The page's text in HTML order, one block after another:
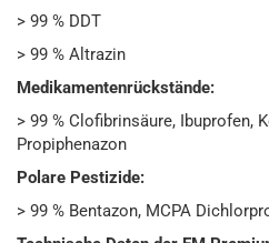
> 99 % DDT
> 99 % Altrazin
Medikamentenrückstände:
> 99 % Clofibrinsäure, Ibuprofen,
Propiphenazon
Polare Pestizide:
> 99 % Bentazon, MCPA